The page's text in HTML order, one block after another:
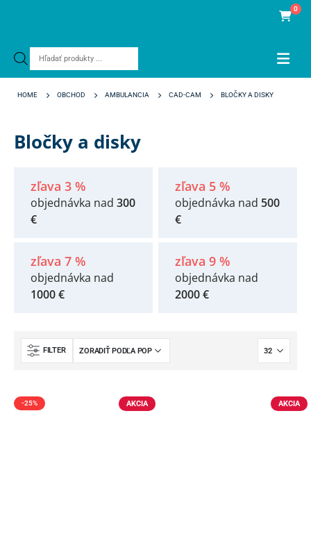
Products
0
HOME OBCHOD AMBULANCIA CAD-CAM BLOČKY A DISKY
Bločky a disky
zľava 3 %
objednávka nad 300
€
zľava 5 %
objednávka nad 500
€
zľava 7 %
objednávka nad
1000 €
zľava 9 %
objednávka nad
2000 €
FILTER
AKCIA
-25% AKCIA